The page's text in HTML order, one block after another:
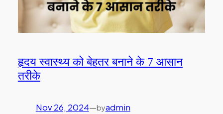
हृदय स्वास्थ्य को बेहतर बनाने के 7 आसान
तरीके
Nov 26, 2024—byadmin